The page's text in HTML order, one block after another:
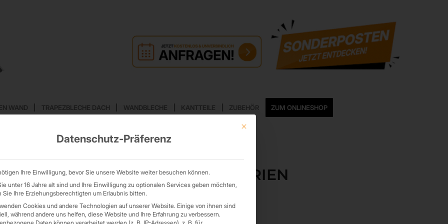
WAND TRAPEZBLECHE DACH WANDBLECHE KANTTEILE ZUBEHÖR ZUM ONLINESHOP
FÜR:BETRIEBSFERIEN
Mit diesem Button wird der Dialog geschlossen. Seine Funktionalität ist
Datenschutz-Präferenz
Ihre Einwilligung, bevor Sie unsere Website weiter besuchen können.
unter 16 Jahre alt sind und Ihre Einwilligung zu optionalen Services geben möchten,
Sie Ihre Erziehungsberechtigten um Erlaubnis bitten.
Cookies und andere Technologien auf unserer Website. Einige von ihnen sind
während andere uns helfen, diese Website und Ihre Erfahrung zu verbessern.
Daten können verarbeitet werden (z. B. IP-Adressen), z. B. für